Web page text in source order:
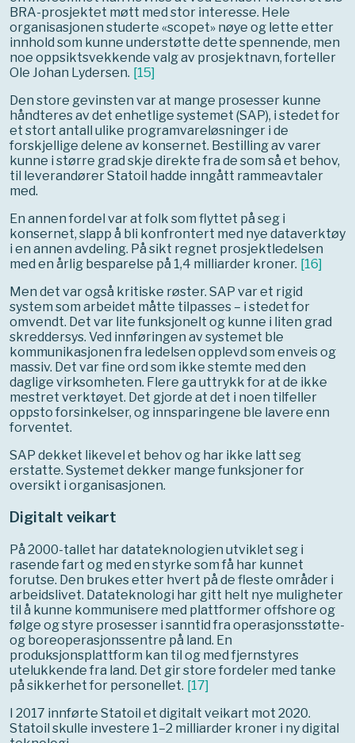
BRA-prosjektet møtt med stor interesse. Hele
organisasjonen studerte «scopet» nøye og lette etter
innhold som kunne understøtte dette spennende, men
noe oppsiktsvekkende valg av prosjektnavn, forteller
Ole Johan Lydersen. [15]
Den store gevinsten var at mange prosesser kunne
håndteres av det enhetlige systemet (SAP), i stedet for
et stort antall ulike programvareløsninger i de
forskjellige delene av konsernet. Bestilling av varer
kunne i større grad skje direkte fra de som så et behov,
til leverandører Statoil hadde inngått rammeavtaler
med.
En annen fordel var at folk som flyttet på seg i
konsernet, slapp å bli konfrontert med nye dataverktøy
i en annen avdeling. På sikt regnet prosjektledelsen
med en årlig besparelse på 1,4 milliarder kroner. [16]
Men det var også kritiske røster. SAP var et rigid
system som arbeidet måtte tilpasses – i stedet for
omvendt. Det var lite funksjonelt og kunne i liten grad
skreddersys. Ved innføringen av systemet ble
kommunikasjonen fra ledelsen opplevd som enveis og
massiv. Det var fine ord som ikke stemte med den
daglige virksomheten. Flere ga uttrykk for at de ikke
mestret verktøyet. Det gjorde at det i noen tilfeller
oppsto forsinkelser, og innsparingene ble lavere enn
forventet.
SAP dekket likevel et behov og har ikke latt seg
erstatte. Systemet dekker mange funksjoner for
oversikt i organisasjonen.
Digitalt veikart
På 2000-tallet har datateknologien utviklet seg i
rasende fart og med en styrke som få har kunnet
forutse. Den brukes etter hvert på de fleste områder i
arbeidslivet. Datateknologi har gitt helt nye muligheter
til å kunne kommunisere med plattformer offshore og
følge og styre prosesser i sanntid fra operasjonsstøtte-
og boreoperasjonssentre på land. En
produksjonsplattform kan til og med fjernstyres
utelukkende fra land. Det gir store fordeler med tanke
på sikkerhet for personellet. [17]
I 2017 innførte Statoil et digitalt veikart mot 2020.
Statoil skulle investere 1–2 milliarder kroner i ny digital